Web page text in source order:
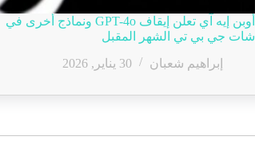
أوبن إيه آي تعلن إيقاف GPT-4o ونماذج أخرى في
شات جي بي تي الشهر المقبل
إبراهيم شعبان
30 يناير, 2026